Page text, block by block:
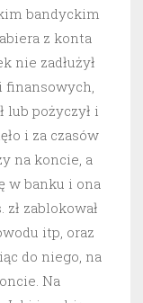
bandyckim
z konta
nie zadłużył
finansowych,
lub pożyczył i
i za czasów
na koncie, a
w banku i ona
zablokował
itp, oraz
do niego, na
Na